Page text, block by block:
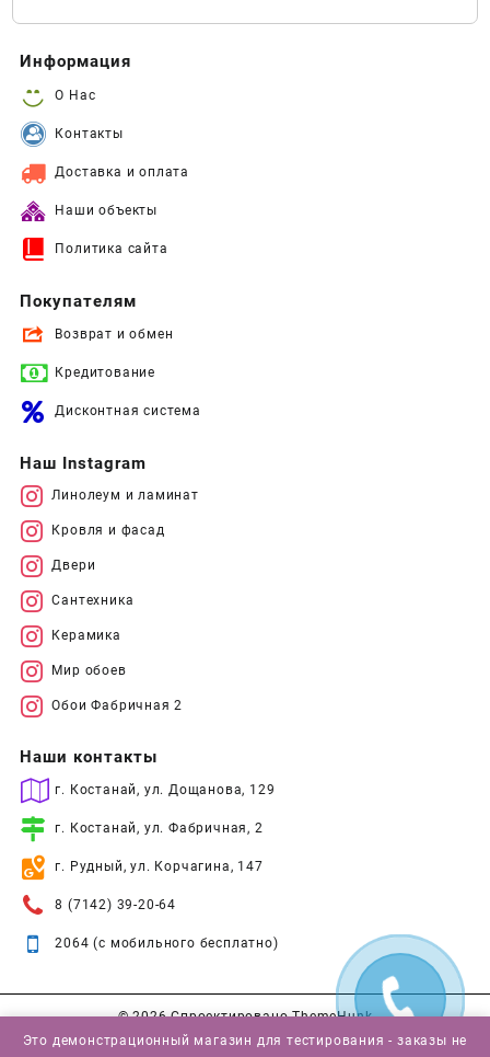
Информация
О Нас
Контакты
Доставка и оплата
Наши объекты
Политика сайта
Покупателям
Возврат и обмен
Кредитование
Дисконтная система
Наш Instagram
Линолеум и ламинат
Кровля и фасад
Двери
Сантехника
Керамика
Мир обоев
Обои Фабричная 2
Наши контакты
г. Костанай, ул. Дощанова, 129
г. Костанай, ул. Фабричная, 2
г. Рудный, ул. Корчагина, 147
8 (7142) 39-20-64
2064 (с мобильного бесплатно)
© 2026Спроектировано ThemeHunk
Это демонстрационный магазин для тестирования - заказы не